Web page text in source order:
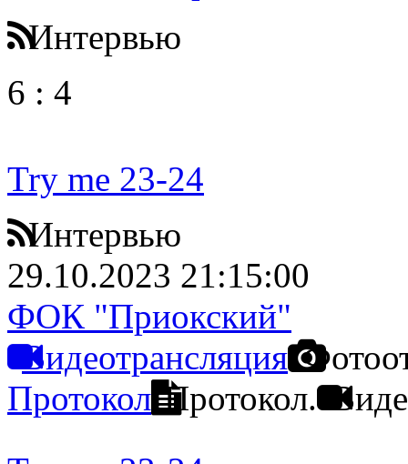
Интервью
6 : 4
Try me 23-24
Интервью
29.10.2023 21:15:00
ФОК "Приокский"
Видеотрансляция
Протокол Протокол.